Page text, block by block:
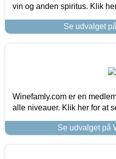
vin og anden spiritus. Klik
Se udvalget
Winefamly.com er en
alle niveauer. Klik her for at
Se udvalget på